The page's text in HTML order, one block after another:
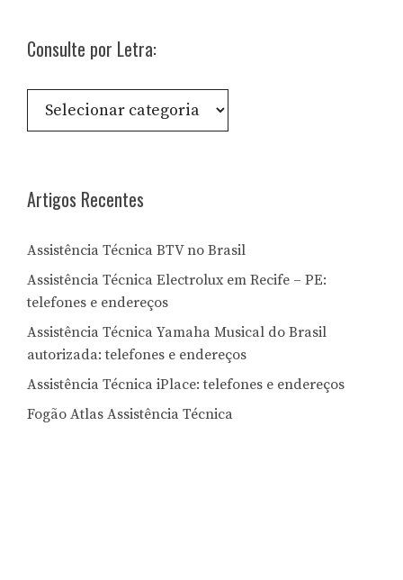
Consulte por Letra:
Consulte
Artigos Recentes
Assistência Técnica BTV no Brasil
Assistência Técnica Electrolux em Recife – PE:
telefones e endereços
Assistência Técnica Yamaha Musical do Brasil
autorizada: telefones e endereços
Assistência Técnica iPlace: telefones e endereços
Fogão Atlas Assistência Técnica